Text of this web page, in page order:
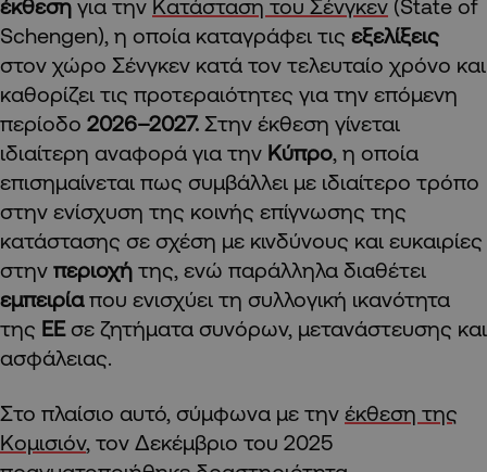
έκθεση για την Κατάσταση του Σένγκεν (State of
Schengen), η οποία καταγράφει τις εξελίξεις
στον χώρο Σένγκεν κατά τον τελευταίο χρόνο και
καθορίζει τις προτεραιότητες για την επόμενη
περίοδο 2026–2027. Στην έκθεση γίνεται
ιδιαίτερη αναφορά για την Κύπρο, η οποία
επισημαίνεται πως συμβάλλει με ιδιαίτερο τρόπο
στην ενίσχυση της κοινής επίγνωσης της
κατάστασης σε σχέση με κινδύνους και ευκαιρίες
στην περιοχή της, ενώ παράλληλα διαθέτει
εμπειρίαπου ενισχύει τη συλλογική ικανότητα
της ΕΕ σε ζητήματα συνόρων, μετανάστευσης και
ασφάλειας.
Στο πλαίσιο αυτό, σύμφωνα με την έκθεση της
Κομισιόν, τον Δεκέμβριο του 2025